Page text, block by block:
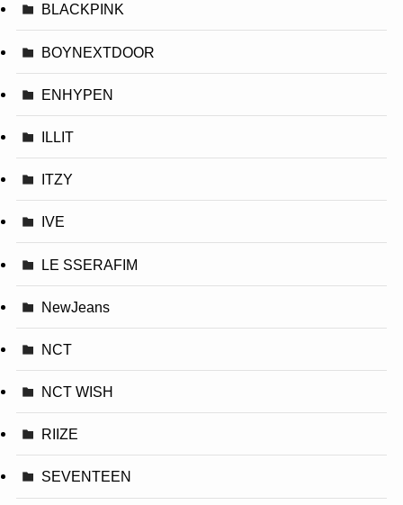
BLACKPINK
BOYNEXTDOOR
ENHYPEN
ILLIT
ITZY
IVE
LE SSERAFIM
NewJeans
NCT
NCT WISH
RIIZE
SEVENTEEN